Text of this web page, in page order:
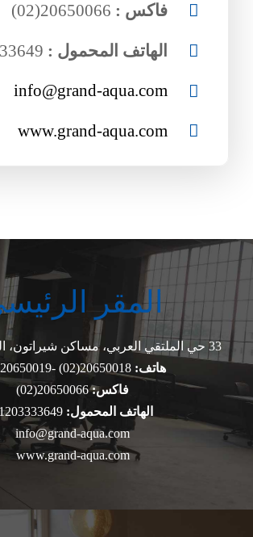
فاكس :
الهاتف المحمول :
info@grand-aqua.com
www.grand-aqua.com
المقر
33 حي الملتقي العربي، مساكن شيراتون، القاهرة ، مصــر
هاتف:
فاكس:20650066(02)
الهاتف المحمول:
info@grand-aqua.com
www.grand-aqua.com